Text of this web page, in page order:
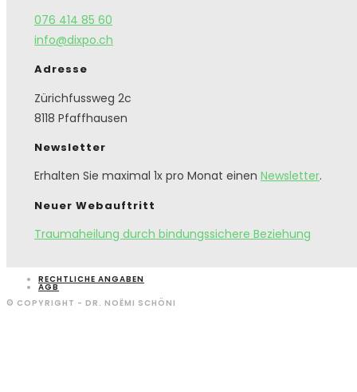
076 414 85 60
info@dixpo.ch
Adresse
Zürichfussweg 2c
8118 Pfaffhausen
Newsletter
Erhalten Sie maximal 1x pro Monat einen Newsletter.
Neuer Webauftritt
Traumaheilung durch bindungssichere Beziehung
RECHTLICHE ANGABEN
AGB
© COPYRIGHT - DR. NOËMI SCHÖNI